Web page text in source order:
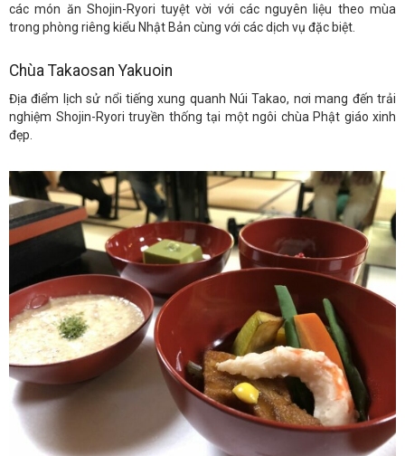
các món ăn Shojin-Ryori tuyệt vời với các nguyên liệu theo mùa
trong phòng riêng kiểu Nhật Bản cùng với các dịch vụ đặc biệt.
Chùa Takaosan Yakuoin
Địa điểm lịch sử nổi tiếng xung quanh Núi Takao, nơi mang đến trải
nghiệm Shojin-Ryori truyền thống tại một ngôi chùa Phật giáo xinh
đẹp.